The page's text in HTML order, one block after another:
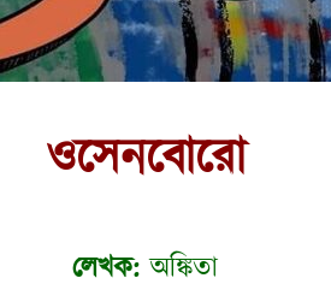
ওসেনবোরো
লেখক: অঙ্কিতা